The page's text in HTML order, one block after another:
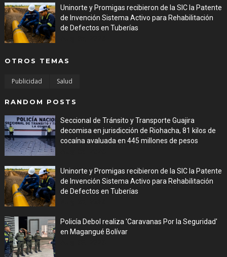
Uninorte y Promigas recibieron de la SIC la Patente
de Invención Sistema Activo para Rehabilitación
de Defectos en Tuberías
OTROS TEMAS
Publicidad Salud
RANDOM POSTS
Seccional de Tránsito y Transporte Guajira
decomisa en jurisdicción de Riohacha, 81 kilos de
cocaína avaluada en 445 millones de pesos
Uninorte y Promigas recibieron de la SIC la Patente
de Invención Sistema Activo para Rehabilitación
de Defectos en Tuberías
Policía Debol realiza 'Caravanas Por la Seguridad'
en Magangué Bolívar